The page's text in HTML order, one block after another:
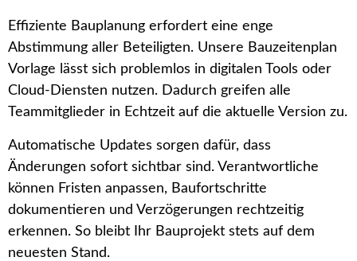
Effiziente Bauplanung erfordert eine enge
Abstimmung aller Beteiligten. Unsere Bauzeitenplan
Vorlage lässt sich problemlos in digitalen Tools oder
Cloud-Diensten nutzen. Dadurch greifen alle
Teammitglieder in Echtzeit auf die aktuelle Version zu.
Automatische Updates sorgen dafür, dass
Änderungen sofort sichtbar sind. Verantwortliche
können Fristen anpassen, Baufortschritte
dokumentieren und Verzögerungen rechtzeitig
erkennen. So bleibt Ihr Bauprojekt stets auf dem
neuesten Stand.